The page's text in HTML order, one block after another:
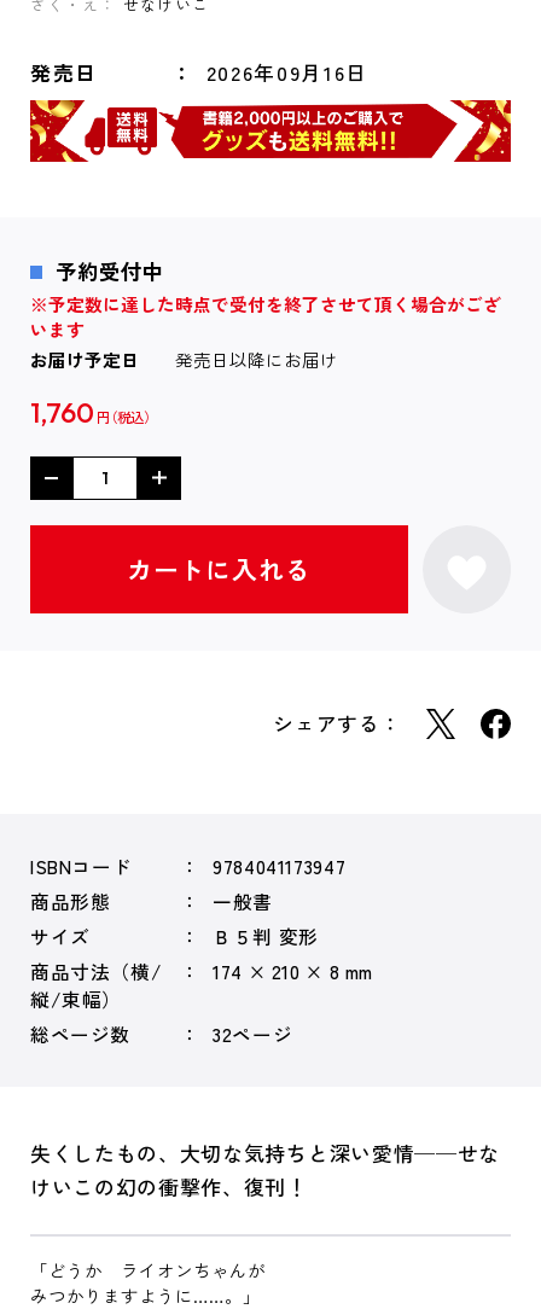
さく・え： せなけいこ
発売日 2026年09月16日
予約受付中
※予定数に達した時点で受付を終了させて頂く場合がござ
います
お届け予定日
発売日以降にお届け
1,760 円
シェアする：
ISBNコード
9784041173947
商品形態
一般書
サイズ
Ｂ５判 変形
商品寸法（横/
縦/束幅）
174 × 210 × 8 mm
総ページ数 32ページ
失くしたもの、大切な気持ちと深い愛情──せな
けいこの幻の衝撃作、復刊！
「どうか ライオンちゃんが
みつかりますように……。」